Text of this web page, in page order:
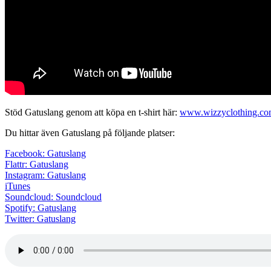
Stöd Gatuslang genom att köpa en t-shirt här:
Du hittar även Gatuslang på följande platser:
Facebook: Gatuslang
Flattr: Gatuslang
Instagram: Gatuslang
iTunes
Soundcloud: Soundcloud
Spotify: Gatuslang
Twitter: Gatuslang